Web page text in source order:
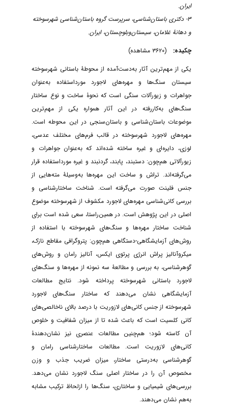
ایران.
۳- دکتری باستان‌شناسی، سرپرست گروه باستان‌شناسی شهرسوخته
و دهانۀ غلامان، سیستان‌وبلوچستان، ایران.
چکیده:
یکی از مهم‌ترین آثار به‌دست‌آمده از محوطۀ باستانی شهرسوخته
سیستان سنگ‌ها و مهره‌های لاجورد مورداستفاده به‌عنوان
جواهرات و زیورآلات سنگی است که نحوۀ ساخت و نوع ساختار
سنگ‌های به‌کاررفته در این آثار همواره یکی از مهم‌ترین
موضوعات باستان‌شناسی و باستان‌سنجی در این محوطه است.
مهره‌های لاجورد شهرسوخته در قالب فرم‌های مختلف عدسی،
لوزی، دایره‌ای و غیره ساخته شده‌اند که به‌عنوان جواهرات و
زیورآلاتی هم‌چون: دستبند، پابند، گردنبند و غیره مورداستفاده قرار
می‌گرفته‌اند. تراش و ساخت این مهره‌ها به‌وسیلۀ مته‌هایی از
جنس فلینت صورت می‌گرفته است. شناخت ساختارشناسی و
بررسی کانی‌شناسی مهره‌های لاجورد مکشوف از شهرسوخته موضوع
اصلی در این پژوهش است. در همین‌راستا، سعی شده است برای
شناخت ساختار مهره‌ها و سنگ‌های شهرسوخته با استفاده از
روش‌های آزمایشگاهی-دستگاهی هم‌چون: پتروگرافی مقاطع نازک،
میکروآنالیز پراش انرژی پرتوی ایکس، آنالیز رامان و روش‌های
گوهرشناسی، به بررسی و مطالعۀ سه نمونه از مهره‌ها و سنگ‌های
لاجورد باستانی شهرسوخته پرداخته شود. نتایج مطالعات
آزمایشگاهی نشان می‌دهند که ساختار سنگ‌های لاجورد
شهرسوخته از جنس کانی‌های لازوریت با درصد بالای ناخالصی‌های
کانی کلسیت است که باعث شده تا از میزان شفافیت و خلوص
آن کاسته شود؛ هم‌چنین مطالعات عنصری نیز نشان‌دهندۀ
کانی‌های لازوریت است. مطالعات ساختارشناسی رامان و
گوهرشناسی به‌درستی ساختار، میزان ضریب جذب و وزن
مخصوص آن را در ساختار اصلی سنگ لاجورد نشان می‌دهد.
بررسی‌های شیمیایی و ساختاری، سنگ‌ها را ازلحاظ ترکیب مشابه
به‌هم نشان می‌دهند.